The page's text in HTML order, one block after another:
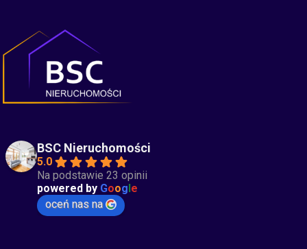
BSC Nieruchomości
5.0
Na podstawie 23 opinii
powered by Google
oceń nas na